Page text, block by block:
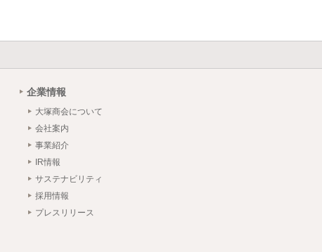
企業情報
大塚商会について
会社案内
事業紹介
IR情報
サステナビリティ
採用情報
プレスリリース